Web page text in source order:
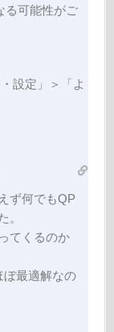
る可能性がご
設定」＞「よ
ず何でもQP
。
てくるのか
ぼ最適解なの